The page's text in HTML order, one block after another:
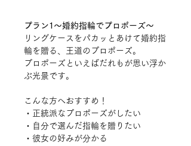
プラン1～婚約指輪でプロポーズ～
リングケースをパカッとあけて婚約指
輪を贈る、王道のプロポーズ。
プロポーズといえばだれもが思い浮か
ぶ光景です。
こんな方へおすすめ！
・正統派なプロポーズがしたい
・自分で選んだ指輪を贈りたい
・彼女の好みが分かる